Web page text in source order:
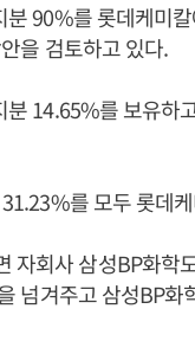
90%를 롯데케미
을 검토하고 있다.
14.65%를 보유하
를 모두 롯데
자회사 삼성BP화학
넘겨주고 삼성BP